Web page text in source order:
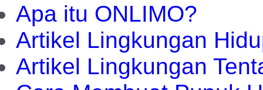
Apa itu ONLIMO?
Artikel Lingkungan
Artikel Lingkungan